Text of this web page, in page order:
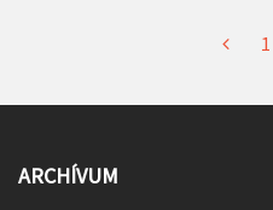
1
ARCHÍVUM